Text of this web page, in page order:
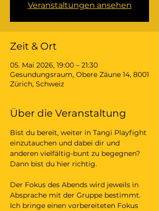
Veranstaltungen ansehen
Zeit & Ort
05. Mai 2026, 19:00 – 21:30
Gesundungsraum, Obere Zäune 14, 8001
Zürich, Schweiz
Über die Veranstaltung
Bist du bereit, weiter in Tangi Playfight
einzutauchen und dabei dir und
anderen vielfältig-bunt zu begegnen?
Dann bist du hier richtig.
Der Fokus des Abends wird jeweils in
Absprache mit der Gruppe bestimmt.
Ich bringe einen vorbereiteten Fokus